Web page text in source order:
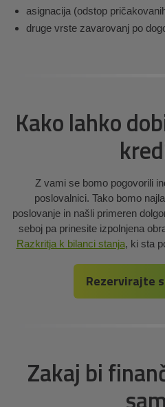
asignacija (odstop
druge vrste zavarovanj po
Kako lahko
Z vami se bomo pogovorili
poslovalnici. Tako bomo
poslovanje in našli primeren
seboj pa prinesite izpolnjena
Razkritja k bilanci stanja, ki sta
Rezervirajte
Zakaj bi